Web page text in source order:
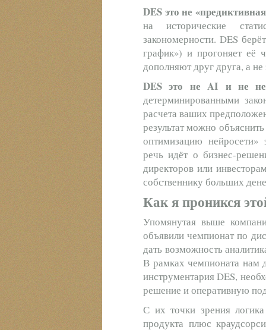
DES это не
на исторические
закономерности. DES
график») и прогоняет её
дополняют друг друга, а
DES это не AI и не
детерминированными
расчета ваших
результат можно
оптимизацию
речь идёт о бизнес-
директоров или
собственнику больших
Как я проникся
Упомянутая выше
объявили чемпионат по
дать возможность
В рамках чемпионата нам
инструментария DES,
решение и оперативную
С их точки зрения
продукта плюс